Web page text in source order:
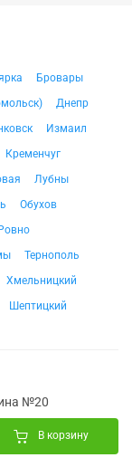
Бровары
Днепр
Измаил
Кременчуг
Лубны
Обухов
Ровно
Тернополь
Хмельницкий
Шептицкий
№20
В корзину